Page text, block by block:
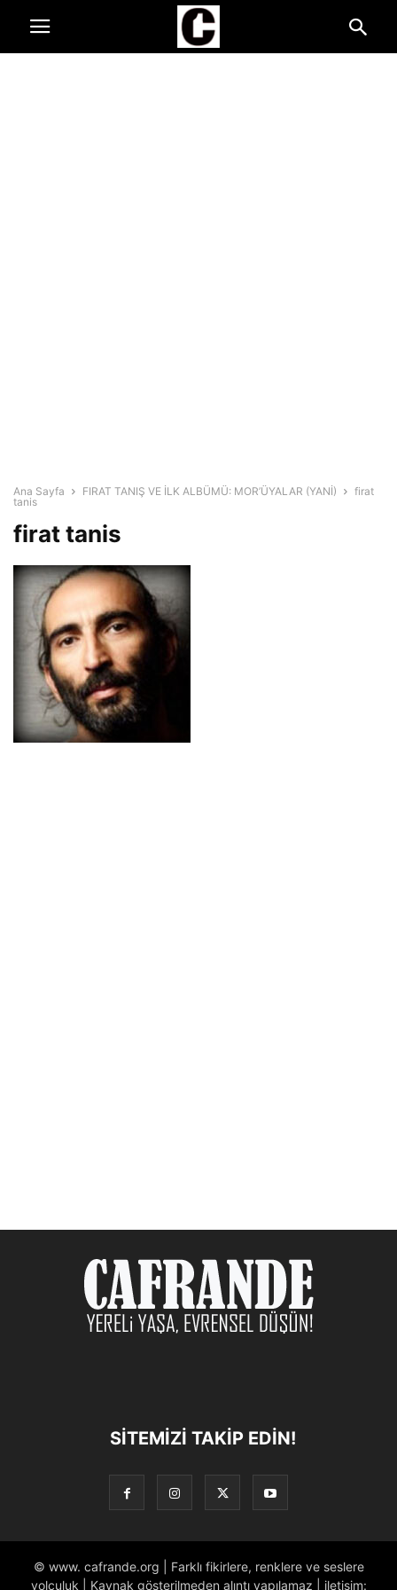
Ana Sayfa FIRAT TANIŞ VE İLK ALBÜMÜ: MOR’ÜYALAR (YANİ)
firat
tanis
firat tanis
SITEMIZI TAKIP EDIN!
© www. cafrande.org | Farklı fikirlere, renklere ve seslere
yolculuk | Kaynak gösterilmeden alıntı yapılamaz | iletişim: